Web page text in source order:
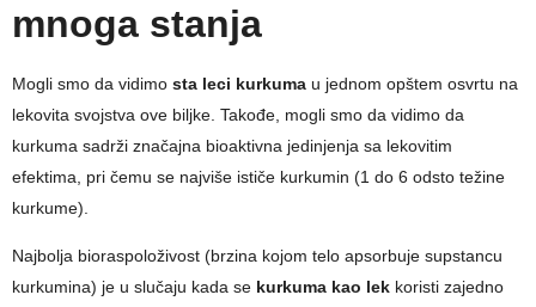
mnoga stanja
Mogli smo da vidimo sta leci kurkuma u jednom opštem osvrtu na
lekovita svojstva ove biljke. Takođe, mogli smo da vidimo da
kurkuma sadrži značajna bioaktivna jedinjenja sa lekovitim
efektima, pri čemu se najviše ističe kurkumin (1 do 6 odsto težine
kurkume).
Najbolja bioraspoloživost (brzina kojom telo apsorbuje supstancu
kurkumina) je u slučaju kada se kurkuma kao lek koristi zajedno